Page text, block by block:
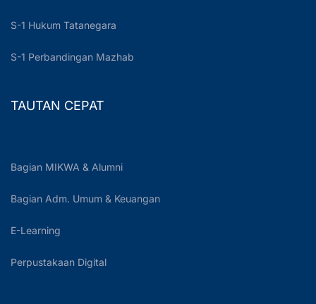
S-1 Hukum Tatanegara
S-1 Perbandingan Mazhab
TAUTAN CEPAT
Bagian MIKWA & Alumni
Bagian Adm. Umum & Keuangan
E-Learning
Perpustakaan Digital